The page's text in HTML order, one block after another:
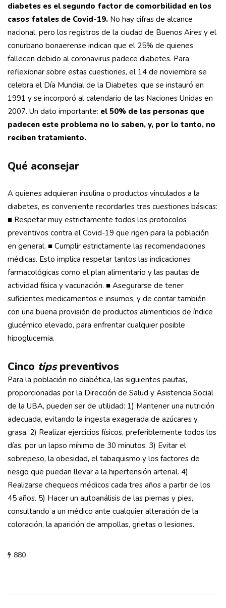
diabetes es el segundo factor de comorbilidad en los
casos fatales de Covid-19. No hay cifras de alcance
nacional, pero los registros de la ciudad de Buenos Aires y el
conurbano bonaerense indican que el 25% de quienes
fallecen debido al coronavirus padece diabetes. Para
reflexionar sobre estas cuestiones, el 14 de noviembre se
celebra el Día Mundial de la Diabetes, que se instauró en
1991 y se incorporó al calendario de las Naciones Unidas en
2007. Un dato importante: el 50% de las personas que
padecen este problema no lo saben, y, por lo tanto, no
reciben tratamiento.
Qué aconsejar
A quienes adquieran insulina o productos vinculados a la
diabetes, es conveniente recordarles tres cuestiones básicas:
■ Respetar muy estrictamente todos los protocolos
preventivos contra el Covid-19 que rigen para la población
en general. ■ Cumplir estrictamente las recomendaciones
médicas. Esto implica respetar tantos las indicaciones
farmacológicas como el plan alimentario y las pautas de
actividad física y vacunación. ■ Asegurarse de tener
suficientes medicamentos e insumos, y de contar también
con una buena provisión de productos alimenticios de índice
glucémico elevado, para enfrentar cualquier posible
hipoglucemia.
Cinco tipspreventivos
Para la población no diabética, las siguientes pautas,
proporcionadas por la Dirección de Salud y Asistencia Social
de la UBA, pueden ser de utilidad: 1) Mantener una nutrición
adecuada, evitando la ingesta exagerada de azúcares y
grasa. 2) Realizar ejercicios físicos, preferiblemente todos los
días, por un lapso mínimo de 30 minutos. 3) Evitar el
sobrepeso, la obesidad, el tabaquismo y los factores de
riesgo que puedan llevar a la hipertensión arterial. 4)
Realizarse chequeos médicos cada tres años a partir de los
45 años. 5) Hacer un autoanálisis de las piernas y pies,
consultando a un médico ante cualquier alteración de la
coloración, la aparición de ampollas, grietas o lesiones.
880